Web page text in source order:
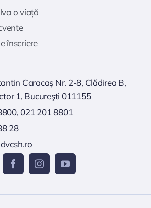
o viață
înscriere
Caracaş Nr. 2-8, Clădirea B,
1, Bucureşti 011155
, 021 201 8801
28